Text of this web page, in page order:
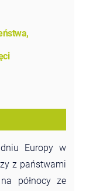
Europy w
z państwami
północy ze